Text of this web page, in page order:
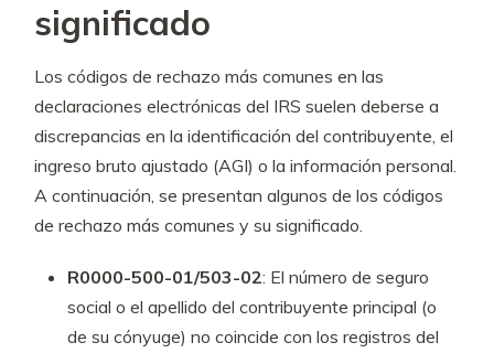
significado
Los códigos de rechazo más comunes en las
declaraciones electrónicas del IRS suelen deberse a
discrepancias en la identificación del contribuyente, el
ingreso bruto ajustado (AGI) o la información personal.
A continuación, se presentan algunos de los códigos
de rechazo más comunes y su significado.
R0000-500-01/503-02: El número de seguro
social o el apellido del contribuyente principal (o
de su cónyuge) no coincide con los registros del